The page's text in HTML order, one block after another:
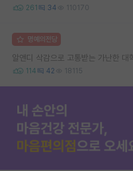
261 34 110170
명예의전당
알앤디 삭감으로 고통받는 가난한 대
114 42 18115